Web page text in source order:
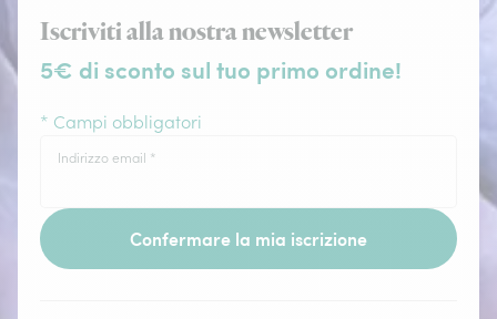
Iscriviti alla nostra newsletter
5€ di sconto sul tuo primo ordine!
* Campi obbligatori
Indirizzo email *
Confermare la mia iscrizione